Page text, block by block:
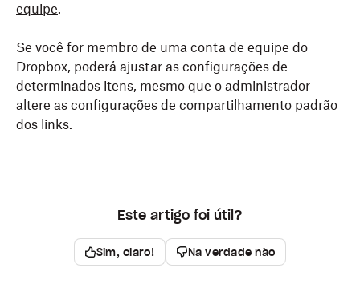
equipe.
Se você for membro de uma conta de equipe do
Dropbox, poderá ajustar as configurações de
determinados itens, mesmo que o administrador
altere as configurações de compartilhamento padrão
dos links.
Este artigo foi útil?
Sim, claro! Na verdade não